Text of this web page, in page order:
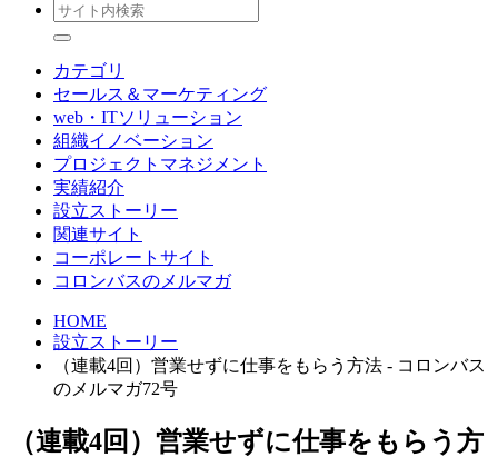
カテゴリ
セールス＆マーケティング
web・ITソリューション
組織イノベーション
プロジェクトマネジメント
実績紹介
設立ストーリー
関連サイト
コーポレートサイト
コロンバスのメルマガ
HOME
設立ストーリー
（連載4回）営業せずに仕事をもらう方法 - コロンバス
のメルマガ72号
（連載4回）営業せずに仕事をもらう方